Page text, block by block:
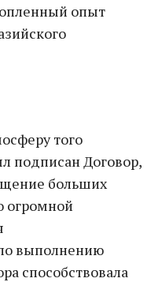
опыт
того
подписан Договор,
больших
огромной
выполнению
способствовала